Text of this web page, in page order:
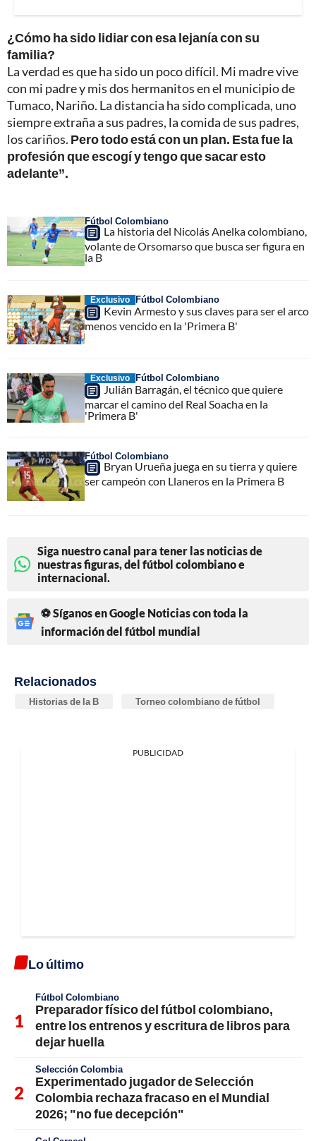
¿Cómo ha sido lidiar con esa lejanía con su
familia?
La verdad es que ha sido un poco difícil. Mi madre vive
con mi padre y mis dos hermanitos en el municipio de
Tumaco, Nariño. La distancia ha sido complicada, uno
siempre extraña a sus padres, la comida de sus padres,
los cariños. Pero todo está con un plan. Esta fue la
profesión que escogí y tengo que sacar esto
adelante”.
Fútbol Colombiano
La historia del Nicolás Anelka colombiano,
volante de Orsomarso que busca ser figura en
la B
Exclusivo Fútbol Colombiano
Kevin Armesto y sus claves para ser el arco
menos vencido en la 'Primera B'
Exclusivo Fútbol Colombiano
Julián Barragán, el técnico que quiere
marcar el camino del Real Soacha en la
'Primera B'
Fútbol Colombiano
Bryan Urueña juega en su tierra y quiere
ser campeón con Llaneros en la Primera B
Siga nuestro canal para tener las noticias de
nuestras figuras, del fútbol colombiano e
internacional.
⚽ Síganos en Google Noticias con toda la
información del fútbol mundial
Relacionados
Historias de la B Torneo colombiano de fútbol
PUBLICIDAD
Lo último
Fútbol Colombiano
Preparador físico del fútbol colombiano,
entre los entrenos y escritura de libros para
dejar huella
Selección Colombia
Experimentado jugador de Selección
Colombia rechaza fracaso en el Mundial
2026; "no fue decepción"